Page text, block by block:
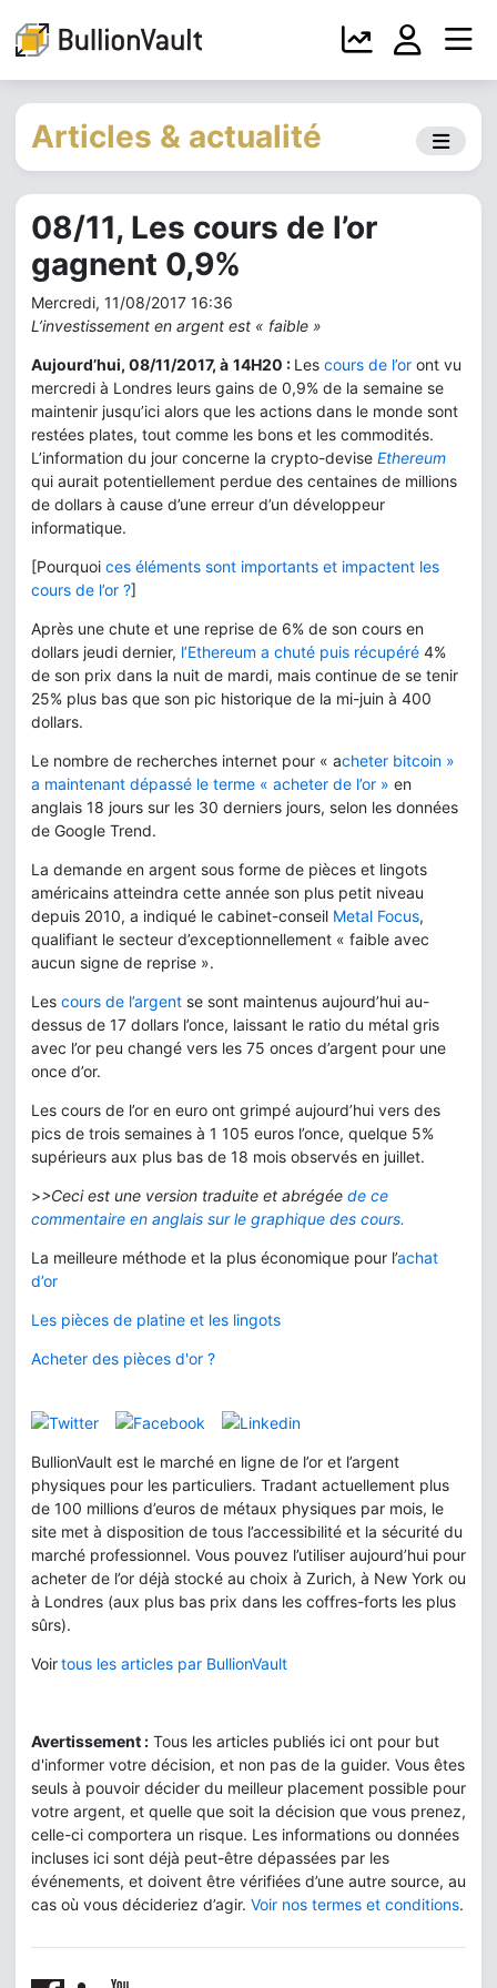
Articles & actualité
08/11, Les cours de l’or
gagnent 0,9%
Mercredi, 11/08/2017 16:36
L’investissement en argent est « faible »
Aujourd’hui, 08/11/2017, à 14H20 : Les cours de l’or ont vu
mercredi à Londres leurs gains de 0,9% de la semaine se
maintenir jusqu’ici alors que les actions dans le monde sont
restées plates, tout comme les bons et les commodités.
L’information du jour concerne la crypto-devise Ethereum
qui aurait potentiellement perdue des centaines de millions
de dollars à cause d’une erreur d’un développeur
informatique.
[Pourquoi ces éléments sont importants et impactent les
cours de l’or ?]
Après une chute et une reprise de 6% de son cours en
dollars jeudi dernier, l’Ethereum a chuté puis récupéré 4%
de son prix dans la nuit de mardi, mais continue de se tenir
25% plus bas que son pic historique de la mi-juin à 400
dollars.
Le nombre de recherches internet pour « acheter bitcoin »
a maintenant dépassé le terme « acheter de l’or » en
anglais 18 jours sur les 30 derniers jours, selon les données
de Google Trend.
La demande en argent sous forme de pièces et lingots
américains atteindra cette année son plus petit niveau
depuis 2010, a indiqué le cabinet-conseil Metal Focus,
qualifiant le secteur d’exceptionnellement « faible avec
aucun signe de reprise ».
Les cours de l’argent se sont maintenus aujourd’hui au-
dessus de 17 dollars l’once, laissant le ratio du métal gris
avec l’or peu changé vers les 75 onces d’argent pour une
once d’or.
Les cours de l’or en euro ont grimpé aujourd’hui vers des
pics de trois semaines à 1 105 euros l’once, quelque 5%
supérieurs aux plus bas de 18 mois observés en juillet.
>>Ceci est une version traduite et abrégée de ce
commentaire en anglais sur le graphique des cours.
La meilleure méthode et la plus économique pour l’achat
d’or
Les pièces de platine et les lingots
Acheter des pièces d'or ?
BullionVault est le marché en ligne de l’or et l’argent
physiques pour les particuliers. Tradant actuellement plus
de 100 millions d’euros de métaux physiques par mois, le
site met à disposition de tous l’accessibilité et la sécurité du
marché professionnel. Vous pouvez l’utiliser aujourd’hui pour
acheter de l’or déjà stocké au choix à Zurich, à New York ou
à Londres (aux plus bas prix dans les coffres-forts les plus
sûrs).
Voirtous les articles par BullionVault
Avertissement : Tous les articles publiés ici ont pour but
d'informer votre décision, et non pas de la guider. Vous êtes
seuls à pouvoir décider du meilleur placement possible pour
votre argent, et quelle que soit la décision que vous prenez,
celle-ci comportera un risque. Les informations ou données
incluses ici sont déjà peut-être dépassées par les
événements, et doivent être vérifiées d’une autre source, au
cas où vous décideriez d’agir. Voir nos termes et conditions.